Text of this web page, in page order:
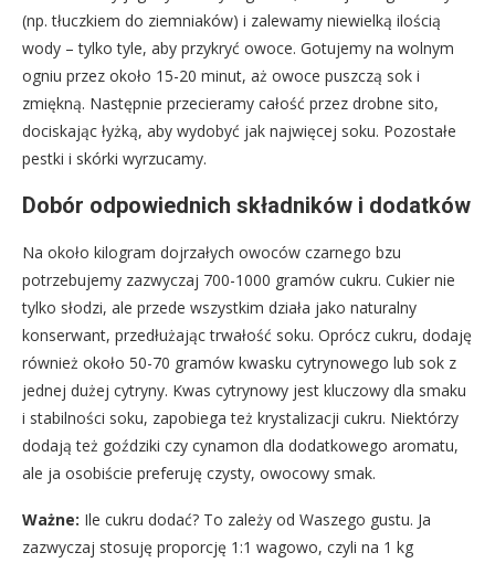
(np. tłuczkiem do ziemniaków) i zalewamy niewielką ilością
wody – tylko tyle, aby przykryć owoce. Gotujemy na wolnym
ogniu przez około 15-20 minut, aż owoce puszczą sok i
zmiękną. Następnie przecieramy całość przez drobne sito,
dociskając łyżką, aby wydobyć jak najwięcej soku. Pozostałe
pestki i skórki wyrzucamy.
Dobór odpowiednich składników i dodatków
Na około kilogram dojrzałych owoców czarnego bzu
potrzebujemy zazwyczaj 700-1000 gramów cukru. Cukier nie
tylko słodzi, ale przede wszystkim działa jako naturalny
konserwant, przedłużając trwałość soku. Oprócz cukru, dodaję
również około 50-70 gramów kwasku cytrynowego lub sok z
jednej dużej cytryny. Kwas cytrynowy jest kluczowy dla smaku
i stabilności soku, zapobiega też krystalizacji cukru. Niektórzy
dodają też goździki czy cynamon dla dodatkowego aromatu,
ale ja osobiście preferuję czysty, owocowy smak.
Ważne: Ile cukru dodać? To zależy od Waszego gustu. Ja
zazwyczaj stosuję proporcję 1:1 wagowo, czyli na 1 kg